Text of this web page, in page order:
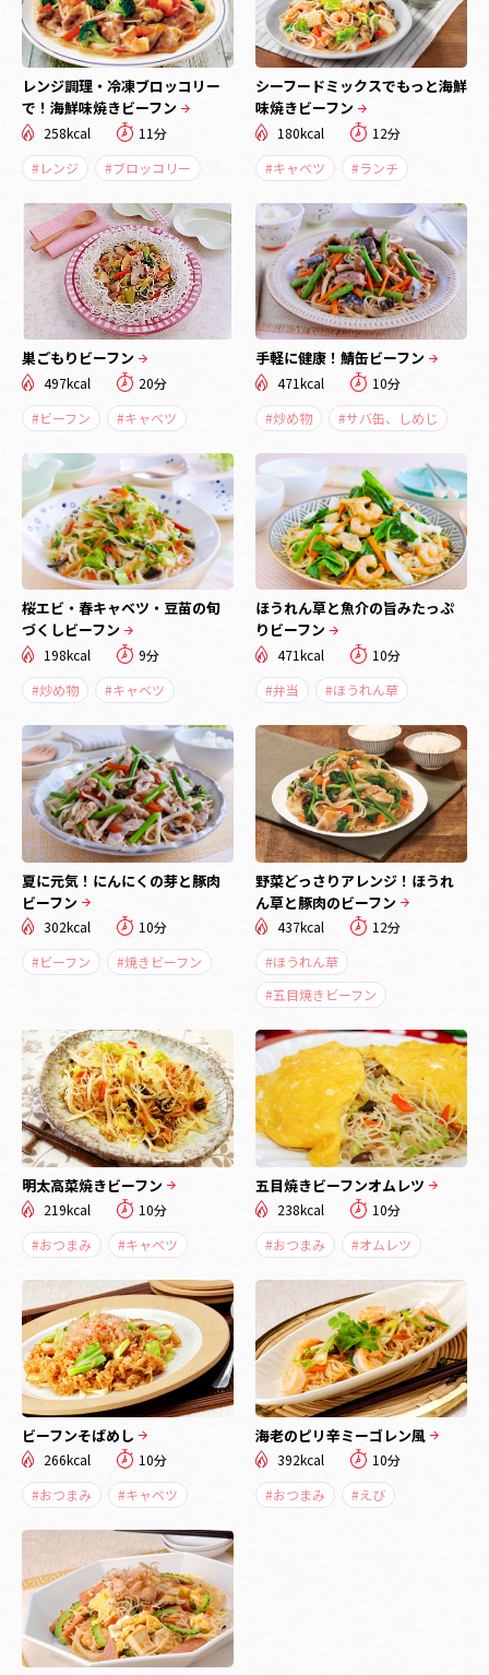
レンジ調理・冷凍ブロッコリー
で！海鮮味焼きビーフン
258kcal
11分
#レンジ
#ブロッコリー
シーフードミックスでもっと海鮮
味焼きビーフン
180kcal
12分
#キャベツ
#ランチ
巣ごもりビーフン
497kcal
20分
#ビーフン
#キャベツ
手軽に健康！鯖缶ビーフン
471kcal
10分
#炒め物
#サバ缶、しめじ
桜エビ・春キャベツ・豆苗の旬
づくしビーフン
198kcal
9分
#炒め物
#キャベツ
ほうれん草と魚介の旨みたっぷ
りビーフン
471kcal
10分
#弁当
#ほうれん草
夏に元気！にんにくの芽と豚肉
ビーフン
302kcal
10分
#ビーフン
#焼きビーフン
野菜どっさりアレンジ！ほうれ
ん草と豚肉のビーフン
437kcal
12分
#ほうれん草
#五目焼きビーフン
明太高菜焼きビーフン
219kcal
10分
#おつまみ
#キャベツ
五目焼きビーフンオムレツ
238kcal
10分
#おつまみ
#オムレツ
ビーフンそばめし
266kcal
10分
#おつまみ
#キャベツ
海老のピリ辛ミーゴレン風
392kcal
10分
#おつまみ
#えび